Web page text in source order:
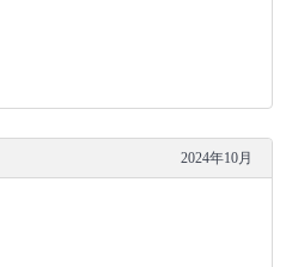
2024年10月